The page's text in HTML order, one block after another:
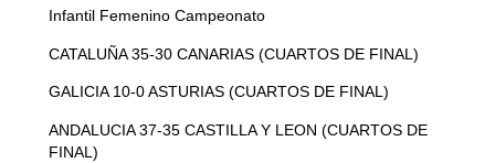
Infantil Femenino Campeonato
CATALUÑA 35-30 CANARIAS (CUARTOS DE FINAL)
GALICIA 10-0 ASTURIAS (CUARTOS DE FINAL)
ANDALUCIA 37-35 CASTILLA Y LEON (CUARTOS DE
FINAL)